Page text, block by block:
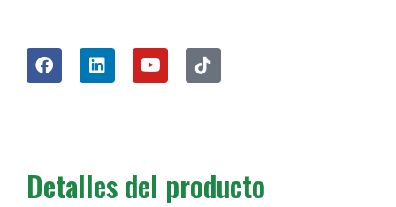
Detalles del producto